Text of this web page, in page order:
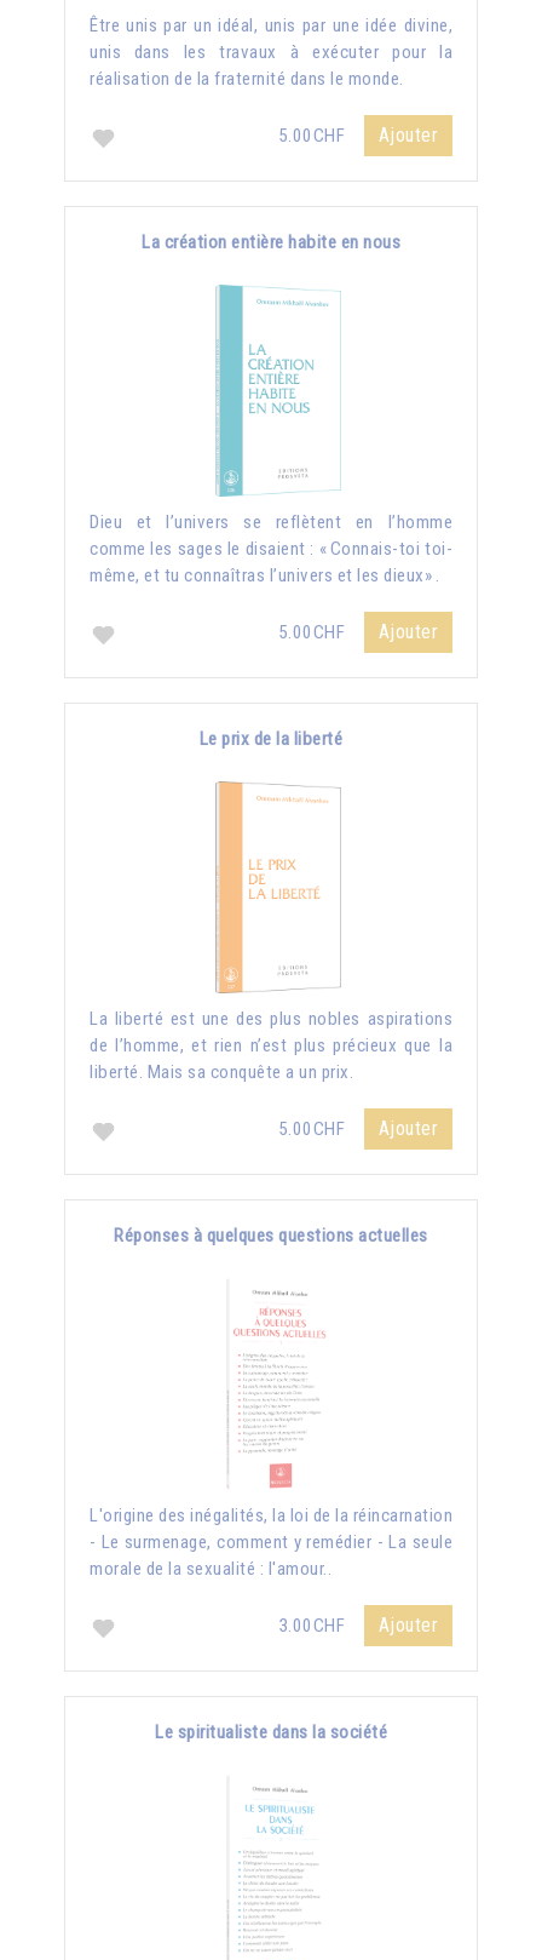
Être unis par un idéal, unis par une idée divine,
unis dans les travaux à exécuter pour la
réalisation de la fraternité dans le monde.
5.00CHF Ajouter
La création entière habite en nous
Dieu et l’univers se reflètent en l’homme
comme les sages le disaient : « Connais-toi toi-
même, et tu connaîtras l’univers et les dieux» .
5.00CHF Ajouter
Le prix de la liberté
La liberté est une des plus nobles aspirations
de l’homme, et rien n’est plus précieux que la
liberté. Mais sa conquête a un prix.
5.00CHF Ajouter
Réponses à quelques questions actuelles
L'origine des inégalités, la loi de la réincarnation
- Le surmenage, comment y remédier - La seule
morale de la sexualité : l'amour..
3.00CHF Ajouter
Le spiritualiste dans la société